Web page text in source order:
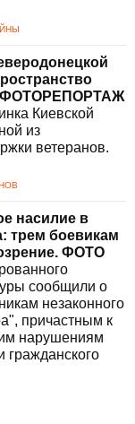
с
систем.
власти планируют
их восстановления.
оставляя
условий
давление со
к
и усиление
беспокойство среди
напряжений.
территории
Луганской области
прекращению
называют одной
которое негативно
ФОТОРЕПОРТАЖ
Киевской
из
ветеранов.
насилие в
трем боевикам
ФОТО
сообщили о
незаконного
причастным к
нарушениям